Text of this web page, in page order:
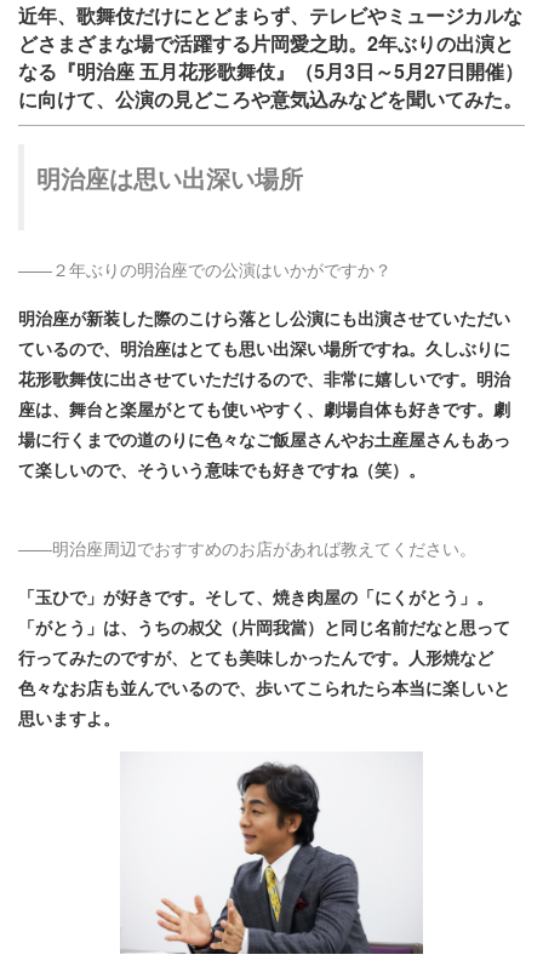
近年、歌舞伎だけにとどまらず、テレビやミュージカルな
どさまざまな場で活躍する片岡愛之助。2年ぶりの出演と
なる『明治座 五月花形歌舞伎』（5月3日～5月27日開催）
に向けて、公演の見どころや意気込みなどを聞いてみた。
明治座は思い出深い場所
――２年ぶりの明治座での公演はいかがですか？
明治座が新装した際のこけら落とし公演にも出演させていただい
ているので、明治座はとても思い出深い場所ですね。久しぶりに
花形歌舞伎に出させていただけるので、非常に嬉しいです。明治
座は、舞台と楽屋がとても使いやすく、劇場自体も好きです。劇
場に行くまでの道のりに色々なご飯屋さんやお土産屋さんもあっ
て楽しいので、そういう意味でも好きですね（笑）。
――明治座周辺でおすすめのお店があれば教えてください。
「玉ひで」が好きです。そして、焼き肉屋の「にくがとう」。
「がとう」は、うちの叔父（片岡我當） と同じ名前だなと思って
行ってみたのですが、とても美味しかったんです。人形焼など
色々なお店も並んでいるので、歩いてこられたら本当に楽しいと
思いますよ。